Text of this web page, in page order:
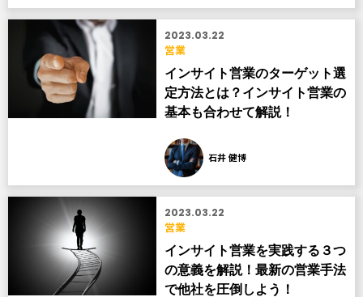
2023.03.22
営業
インサイト営業のターゲット選
定方法とは？インサイト営業の
基本も合わせて解説！
石井 健博
2023.03.22
営業
インサイト営業を実践する３つ
の意義を解説！最新の営業手法
で他社を圧倒しよう！